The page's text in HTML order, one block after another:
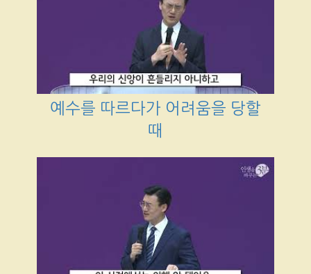
예수를 따르다가 어려움을 당할
때